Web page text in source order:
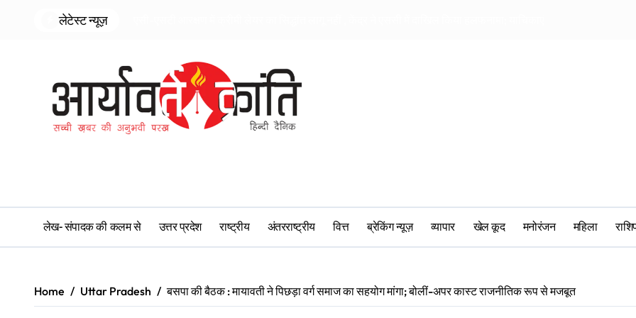
लेटेस्ट न्यूज़
लेख- संपादक की कलम से उत्तर प्रदेश राष्ट्रीय अंतरराष्ट्रीय वित्त ब्रेकिंग न्यूज़ व्यापार खेल कूद मनोरंजन महिला
Home Uttar Pradesh बसपा की बैठक : मायावती ने पिछड़ा वर्ग समाज का सहयोग मांगा; बोलीं-अपर कास्ट राजनीतिक रूप से मजबूत